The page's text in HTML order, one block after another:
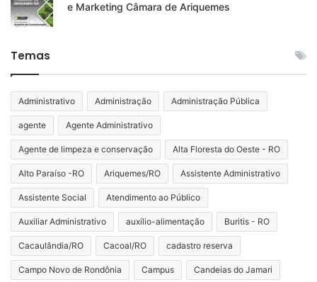
e Marketing Câmara de Ariquemes
Temas
Administrativo Administração Administração Pública
agente Agente Administrativo
Agente de limpeza e conservação Alta Floresta do Oeste - RO
Alto Paraíso -RO Ariquemes/RO Assistente Administrativo
Assistente Social Atendimento ao Público
Auxiliar Administrativo auxílio-alimentação Buritis - RO
Cacaulândia/RO Cacoal/RO cadastro reserva
Campo Novo de Rondônia Campus Candeias do Jamari